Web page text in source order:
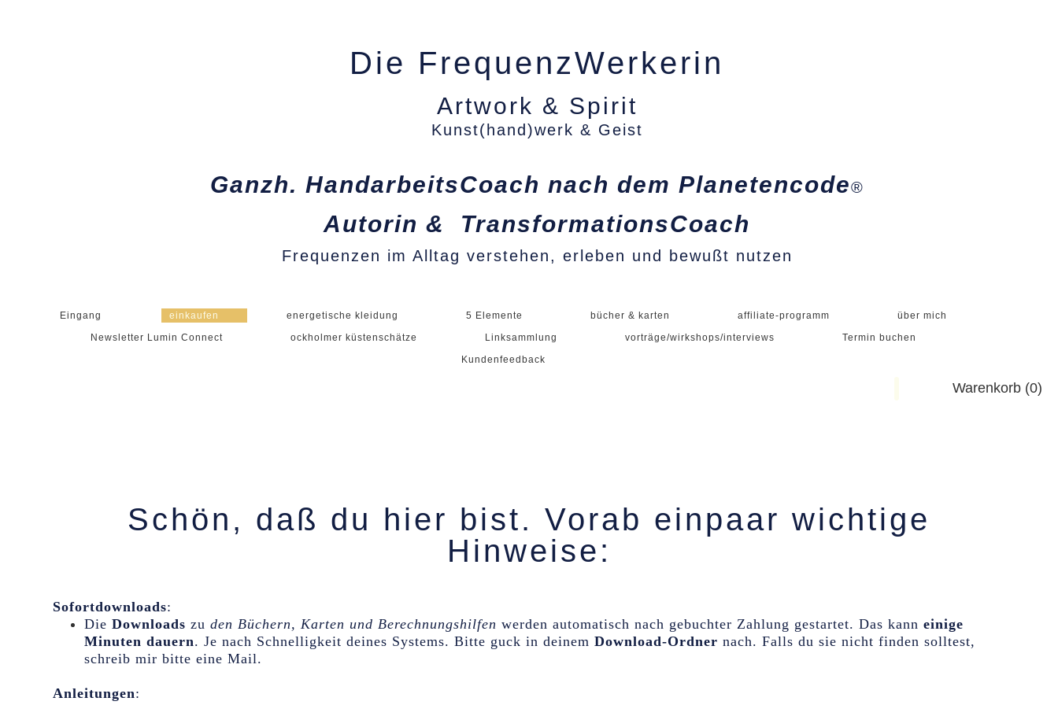
Die FrequenzWerkerin
Artwork & Spirit
Kunst(hand)werk & Geist
Ganzh. HandarbeitsCoach nach dem Planetencode®
Autorin & TransformationsCoach
Frequenzen im Alltag verstehen, erleben und bewußt nutzen
Eingang einkaufen energetische kleidung 5 Elemente bücher & karten affiliate-programm über mich
Newsletter Lumin Connect ockholmer küstenschätze Linksammlung vorträge/wirkshops/interviews Termin buchen
Kundenfeedback
Warenkorb (0)
Schön, daß du hier bist. Vorab einpaar wichtige
Hinweise:
Sofortdownloads:
DieDownloads zu den Büchern, Karten und Berechnungshilfen werden automatisch nach gebuchter Zahlung gestartet. Das kanneinige
Minuten dauern. Je nach Schnelligkeit deines Systems. Bitte guck in deinemDownload-Ordner nach. Falls du sie nicht finden solltest,
schreib mir bitte eine Mail.
Anleitungen: